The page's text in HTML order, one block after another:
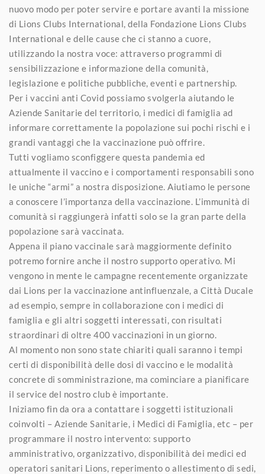
nuovo modo per poter servire e portare avanti la missione
di Lions Clubs International, della Fondazione Lions Clubs
International e delle cause che ci stanno a cuore,
utilizzando la nostra voce: attraverso programmi di
sensibilizzazione e informazione della comunità,
legislazione e politiche pubbliche, eventi e partnership.
Per i vaccini anti Covid possiamo svolgerla aiutando le
Aziende Sanitarie del territorio, i medici di famiglia ad
informare correttamente la popolazione sui pochi rischi e i
grandi vantaggi che la vaccinazione può offrire.
Tutti vogliamo sconfiggere questa pandemia ed
attualmente il vaccino e i comportamenti responsabili sono
le uniche “armi” a nostra disposizione. Aiutiamo le persone
a conoscere l’importanza della vaccinazione. L’immunità di
comunità si raggiungerà infatti solo se la gran parte della
popolazione sarà vaccinata.
Appena il piano vaccinale sarà maggiormente definito
potremo fornire anche il nostro supporto operativo. Mi
vengono in mente le campagne recentemente organizzate
dai Lions per la vaccinazione antinfluenzale, a Città Ducale
ad esempio, sempre in collaborazione con i medici di
famiglia e gli altri soggetti interessati, con risultati
straordinari di oltre 400 vaccinazioni in un giorno.
Al momento non sono state chiariti quali saranno i tempi
certi di disponibilità delle dosi di vaccino e le modalità
concrete di somministrazione, ma cominciare a pianificare
il service del nostro club è importante.
Iniziamo fin da ora a contattare i soggetti istituzionali
coinvolti – Aziende Sanitarie, i Medici di Famiglia, etc – per
programmare il nostro intervento: supporto
amministrativo, organizzativo, disponibilità dei medici ed
operatori sanitari Lions, reperimento o allestimento di sedi,